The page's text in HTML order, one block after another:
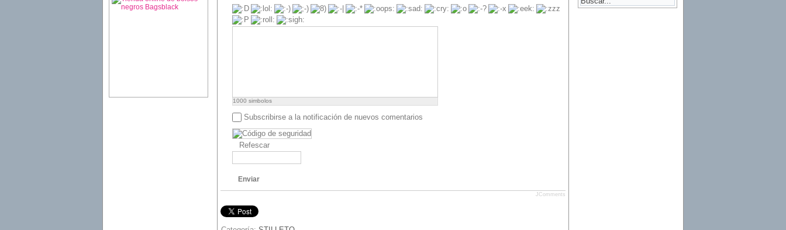
1000 simbolos
Subscribirse a la notificación de nuevos comentarios
Refescar
Enviar
JComments